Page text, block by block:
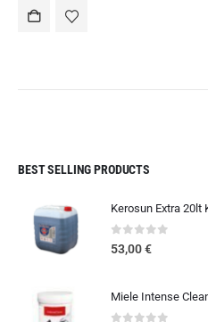
was:
499,00 €.
BEST SELLING PRODUCTS
0out of 5
53,00€